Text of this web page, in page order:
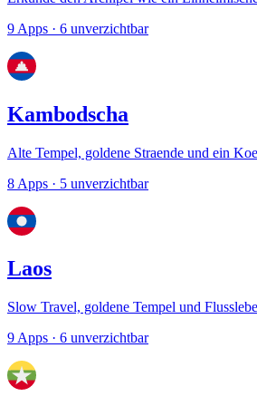
9 Apps · 6 unverzichtbar
Kambodscha
Alte Tempel, goldene Straende und ein
8 Apps · 5 unverzichtbar
Laos
Slow Travel, goldene Tempel und
9 Apps · 6 unverzichtbar